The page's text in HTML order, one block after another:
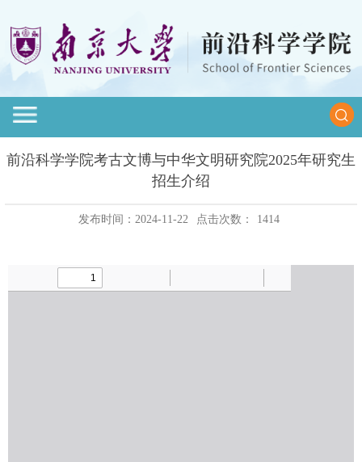
前沿科学学院考古文博与中华文明研究院2025年研究生
招生介绍
发布时间：2024-11-22 点击次数： 1414